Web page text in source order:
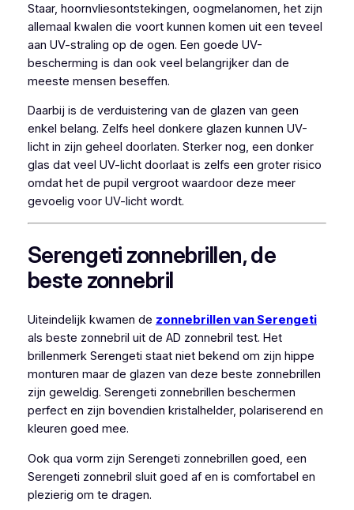
Staar, hoornvliesontstekingen, oogmelanomen, het zijn
allemaal kwalen die voort kunnen komen uit een teveel
aan UV-straling op de ogen. Een goede UV-
bescherming is dan ook veel belangrijker dan de
meeste mensen beseffen.
Daarbij is de verduistering van de glazen van geen
enkel belang. Zelfs heel donkere glazen kunnen UV-
licht in zijn geheel doorlaten. Sterker nog, een donker
glas dat veel UV-licht doorlaat is zelfs een groter risico
omdat het de pupil vergroot waardoor deze meer
gevoelig voor UV-licht wordt.
Serengeti zonnebrillen, de
beste zonnebril
Uiteindelijk kwamen de zonnebrillen van Serengeti
als beste zonnebril uit de AD zonnebril test. Het
brillenmerk Serengeti staat niet bekend om zijn hippe
monturen maar de glazen van deze beste zonnebrillen
zijn geweldig. Serengeti zonnebrillen beschermen
perfect en zijn bovendien kristalhelder, polariserend en
kleuren goed mee.
Ook qua vorm zijn Serengeti zonnebrillen goed, een
Serengeti zonnebril sluit goed af en is comfortabel en
plezierig om te dragen.